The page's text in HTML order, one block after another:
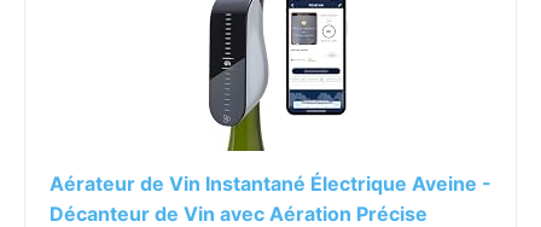
Aérateur de Vin Instantané Électrique Aveine -
Décanteur de Vin avec Aération Précise